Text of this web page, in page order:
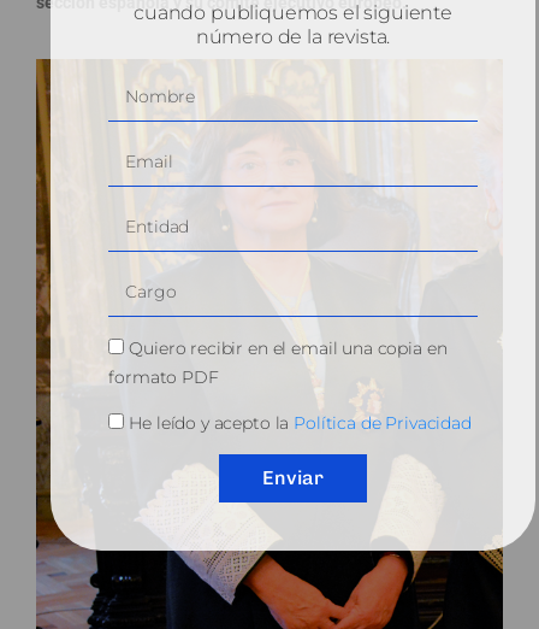
cuando publiquemos el siguiente
número de la revista.
Quiero recibir en el email una copia en
formato PDF
He leído y acepto la Política de Privacidad
Enviar